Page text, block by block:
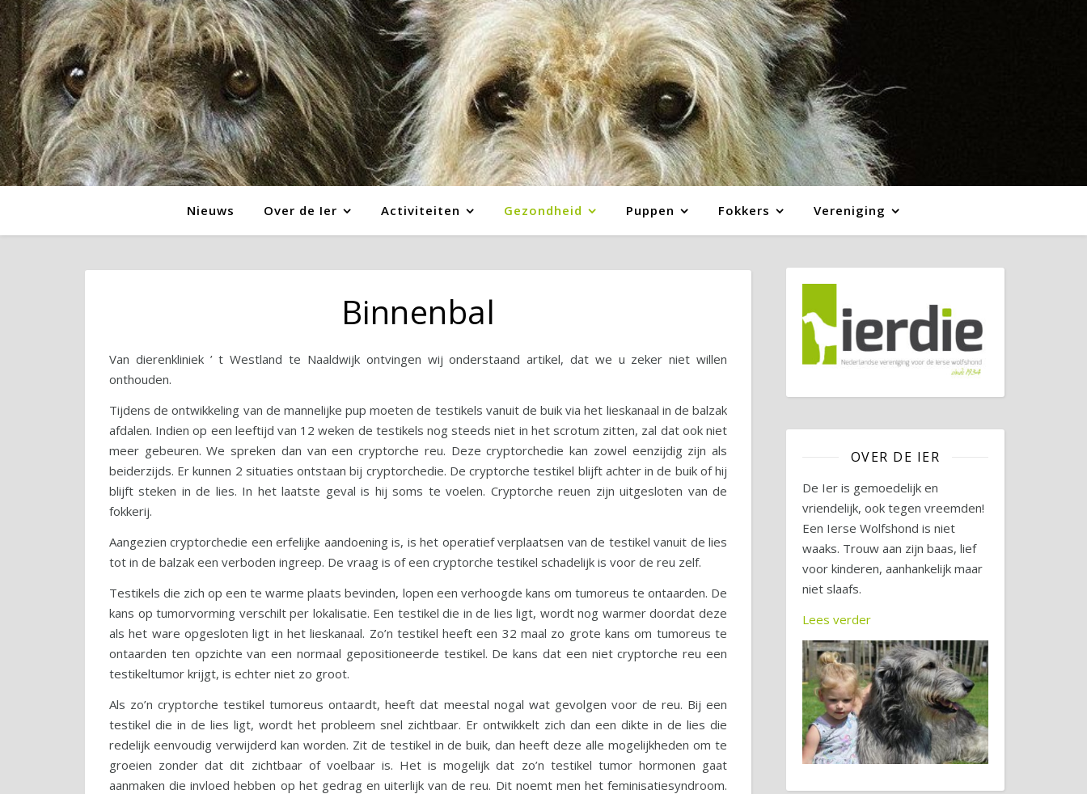
Nieuws Over de Ier Activiteiten Gezondheid Puppen Fokkers Vereniging
Binnenbal
Van dierenkliniek ’ t Westland te Naaldwijk ontvingen wij onderstaand artikel, dat we u zeker niet willen
onthouden.
Tijdens de ontwikkeling van de mannelijke pup moeten de testikels vanuit de buik via het lieskanaal in de balzak
afdalen. Indien op een leeftijd van 12 weken de testikels nog steeds niet in het scrotum zitten, zal dat ook niet
meer gebeuren. We spreken dan van een cryptorche reu. Deze cryptorchedie kan zowel eenzijdig zijn als
beiderzijds. Er kunnen 2 situaties ontstaan bij cryptorchedie. De cryptorche testikel blijft achter in de buik of hij
blijft steken in de lies. In het laatste geval is hij soms te voelen. Cryptorche reuen zijn uitgesloten van de
fokkerij.
Aangezien cryptorchedie een erfelijke aandoening is, is het operatief verplaatsen van de testikel vanuit de lies
tot in de balzak een verboden ingreep. De vraag is of een cryptorche testikel schadelijk is voor de reu zelf.
Testikels die zich op een te warme plaats bevinden, lopen een verhoogde kans om tumoreus te ontaarden. De
kans op tumorvorming verschilt per lokalisatie. Een testikel die in de lies ligt, wordt nog warmer doordat deze
als het ware opgesloten ligt in het lieskanaal. Zo’n testikel heeft een 32 maal zo grote kans om tumoreus te
ontaarden ten opzichte van een normaal gepositioneerde testikel. De kans dat een niet cryptorche reu een
testikeltumor krijgt, is echter niet zo groot.
Als zo’n cryptorche testikel tumoreus ontaardt, heeft dat meestal nogal wat gevolgen voor de reu. Bij een
testikel die in de lies ligt, wordt het probleem snel zichtbaar. Er ontwikkelt zich dan een dikte in de lies die
redelijk eenvoudig verwijderd kan worden. Zit de testikel in de buik, dan heeft deze alle mogelijkheden om te
groeien zonder dat dit zichtbaar of voelbaar is. Het is mogelijk dat zo’n testikel tumor hormonen gaat
aanmaken die invloed hebben op het gedrag en uiterlijk van de reu. Dit noemt men het feminisatiesyndroom.
OVER DE IER
De Ier is gemoedelijk en
vriendelijk, ook tegen vreemden!
Een Ierse Wolfshond is niet
waaks. Trouw aan zijn baas, lief
voor kinderen, aanhankelijk maar
niet slaafs.
Lees verder